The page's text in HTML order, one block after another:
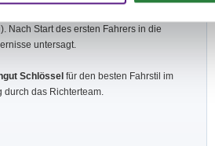
Nach Start des ersten Fahrers in die
untersagt.
Schlössel für den besten Fahrstil im
durch das Richterteam.